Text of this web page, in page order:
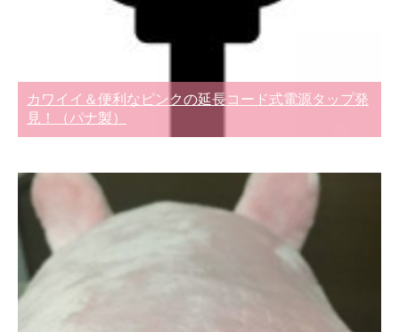
カワイイ＆便利なピンクの延長コード式電源タップ発
見！（パナ製）